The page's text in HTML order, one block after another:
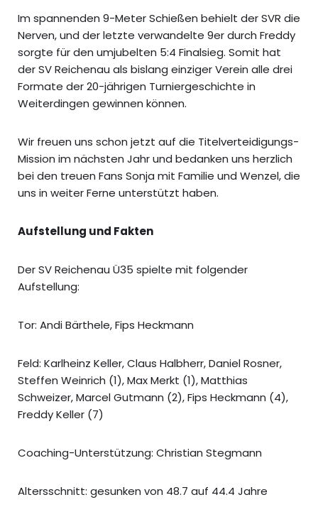
Im spannenden 9-Meter Schießen behielt der SVR die
Nerven, und der letzte verwandelte 9er durch Freddy
sorgte für den umjubelten 5:4 Finalsieg. Somit hat
der SV Reichenau als bislang einziger Verein alle drei
Formate der 20-jährigen Turniergeschichte in
Weiterdingen gewinnen können.
Wir freuen uns schon jetzt auf die Titelverteidigungs-
Mission im nächsten Jahr und bedanken uns herzlich
bei den treuen Fans Sonja mit Familie und Wenzel, die
uns in weiter Ferne unterstützt haben.
Aufstellung und Fakten
Der SV Reichenau Ü35 spielte mit folgender
Aufstellung:
Tor: Andi Bärthele, Fips Heckmann
Feld: Karlheinz Keller, Claus Halbherr, Daniel Rosner,
Steffen Weinrich (1), Max Merkt (1), Matthias
Schweizer, Marcel Gutmann (2), Fips Heckmann (4),
Freddy Keller (7)
Coaching-Unterstützung: Christian Stegmann
Altersschnitt: gesunken von 48.7 auf 44.4 Jahre